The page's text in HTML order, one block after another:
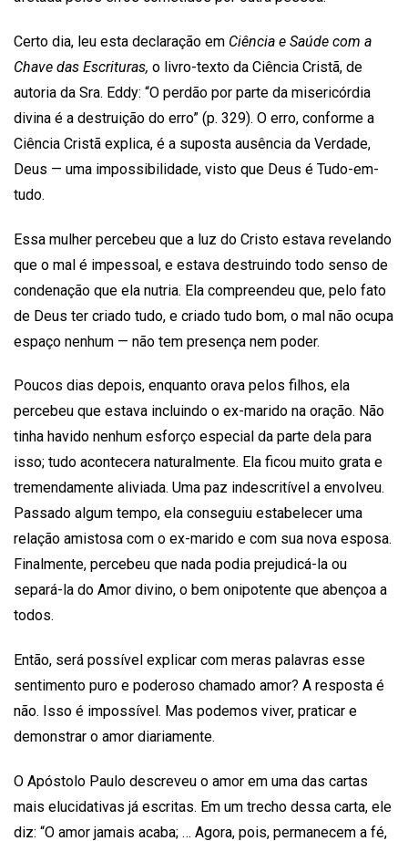
Certo dia, leu esta declaração em Ciência e Saúde com a
Chave das Escrituras, o livro-texto da Ciência Cristã, de
autoria da Sra. Eddy: “O perdão por parte da misericórdia
divina é a destruição do erro” (p. 329). O erro, conforme a
Ciência Cristã explica, é a suposta ausência da Verdade,
Deus — uma impossibilidade, visto que Deus é Tudo-em-
tudo.
Essa mulher percebeu que a luz do Cristo estava revelando
que o mal é impessoal, e estava destruindo todo senso de
condenação que ela nutria. Ela compreendeu que, pelo fato
de Deus ter criado tudo, e criado tudo bom, o mal não ocupa
espaço nenhum — não tem presença nem poder.
Poucos dias depois, enquanto orava pelos filhos, ela
percebeu que estava incluindo o ex-marido na oração. Não
tinha havido nenhum esforço especial da parte dela para
isso; tudo acontecera naturalmente. Ela ficou muito grata e
tremendamente aliviada. Uma paz indescritível a envolveu.
Passado algum tempo, ela conseguiu estabelecer uma
relação amistosa com o ex-marido e com sua nova esposa.
Finalmente, percebeu que nada podia prejudicá-la ou
separá-la do Amor divino, o bem onipotente que abençoa a
todos.
Então, será possível explicar com meras palavras esse
sentimento puro e poderoso chamado amor? A resposta é
não. Isso é impossível. Mas podemos viver, praticar e
demonstrar o amor diariamente.
O Apóstolo Paulo descreveu o amor em uma das cartas
mais elucidativas já escritas. Em um trecho dessa carta, ele
diz: “O amor jamais acaba; … Agora, pois, permanecem a fé,